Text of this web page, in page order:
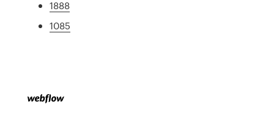
1888
1085